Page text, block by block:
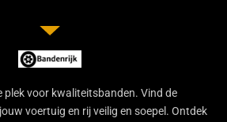
plek voor kwaliteitsbanden. Vind de
voertuig en rij veilig en soepel. Ontdek